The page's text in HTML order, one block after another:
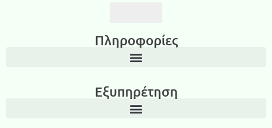
Πληροφορίες
Εξυπηρέτηση